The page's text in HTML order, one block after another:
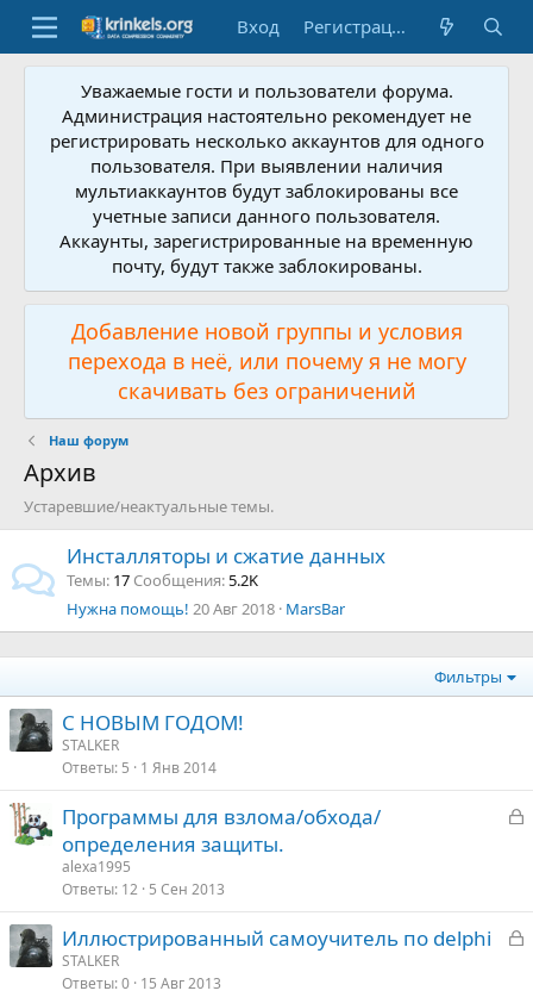
Вход Регистрация
Уважаемые гости и пользователи форума.
Администрация настоятельно рекомендует не
регистрировать несколько аккаунтов для одного
пользователя. При выявлении наличия
мультиаккаунтов будут заблокированы все
учетные записи данного пользователя.
Аккаунты, зарегистрированные на временную
почту, будут также заблокированы.
Добавление новой группы и условия
перехода в неё, или почему я не могу
скачивать без ограничений
Наш форум
Архив
Устаревшие/неактуальные темы.
Инсталляторы и сжатие данных
Темы 17 Сообщения 5.2K
Нужна помощь! 20 Авг 2018 MarsBar
Фильтры
С НОВЫМ ГОДОМ!
STALKER
Ответы 5 1 Янв 2014
З
т
Программы для взлома/обхода/
определения защиты.
alexa1995
Ответы 12 5 Сен 2013
З
Иллюстрированный самоучитель по delphi
STALKER
Ответы 0 15 Авг 2013